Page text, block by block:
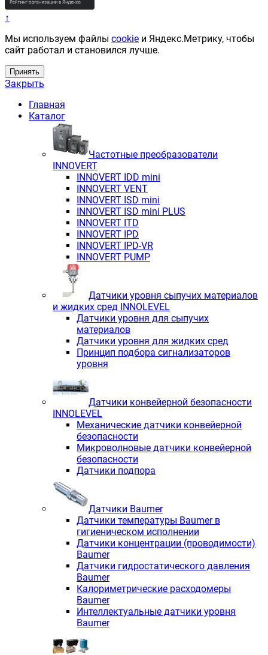
↑
Мы используем файлы cookie и Яндекс.Метрику, чтобы
сайт работал и становился лучше.
Принять
Закрыть
Главная
Каталог
Частотные преобразователи
INNOVERT
INNOVERT IDD mini
INNOVERT VENT
INNOVERT ISD mini
INNOVERT ISD mini PLUS
INNOVERT ITD
INNOVERT IРD
INNOVERT IРD-VR
INNOVERT PUMP
Датчики уровня сыпучих материалов
и жидких сред INNOLEVEL
Датчики уровня для сыпучих
материалов
Датчики уровня для жидких сред
Принцип подбора сигнализаторов
уровня
Датчики конвейерной безопасности
INNOLEVEL
Механические датчики конвейерной
безопасности
Микроволновые датчики конвейерной
безопасности
Датчики подпора
Датчики Baumer
Датчики температуры Baumer в
гигиеническом исполнении
Датчики концентрации (проводимости)
Baumer
Датчики гидростатического давления
Baumer
Калориметрические расходомеры
Baumer
Интеллектуальные датчики уровня
Baumer